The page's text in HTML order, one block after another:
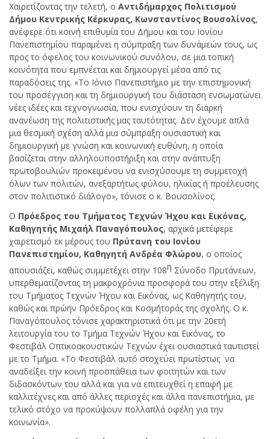
Χαιρετίζοντας την τελετή, ο Αντιδήμαρχος Πολιτισμού
Δήμου Κεντρικής Κέρκυρας, Κωνσταντίνος Βουσολίνος,
ανέφερε ότι κοινή επιθυμία του Δήμου και του Ιονίου
Πανεπιστημίου παραμένει η σύμπραξη των δυνάμεών τους, ως
προς το όφελος του κοινωνικού συνόλου, σε μια τοπική
κοινότητα που εμπνέεται και δημιουργεί μέσα από τις
παραδόσεις της. «Το Ιόνιο Πανεπιστήμιο με την επιστημονική
του προσέγγιση και τη δημιουργική του διάσταση ενσωματώνει
νέες ιδέες και τεχνογνωσία, που ενισχύουν τη διαρκή
ανανέωση της πολιτιστικής μας ταυτότητας. Δεν έχουμε απλά
μια θεσμική σχέση αλλά μια σύμπραξη ουσιαστική και
δημιουργική με γνώση και κοινωνική ευθύνη, η οποία
βασίζεται στην αλληλοϋποστήριξη και στην ανάπτυξη
πρωτοβουλιών προκειμένου να ενισχύσουμε τη συμμετοχή
όλων των πολιτών, ανεξαρτήτως φύλου, ηλικίας ή προέλευσης
στον πολιτιστικό διάλογο», τόνισε ο κ. Βουσολίνος.
Ο Πρόεδρος του Τμήματος Τεχνών Ήχου και Εικόνας,
Καθηγητής Μιχαήλ Παναγόπουλος, αρχικά μετέφερε
χαιρετισμό εκ μέρους του Πρύτανη του Ιονίου
Πανεπιστημίου, Καθηγητή Ανδρέα Φλώρου, ο οποίος
απουσιάζει, καθώς συμμετέχει στην 108η Σύνοδο Πρυτάνεων,
υπερθεματίζοντας τη μακροχρόνια προσφορά του στην εξέλιξη
του Τμήματος Τεχνών Ήχου και Εικόνας, ως Καθηγητής του,
καθώς και πρώην Πρόεδρος και Κοσμήτοράς της σχολής. Ο κ.
Παναγόπουλος τόνισε χαρακτηριστικά ότι με την 20ετή
λειτουργία του το Τμήμα Τεχνών Ήχου και Εικόνας, το
Φεστιβάλ Οπτικοακουστικών Τεχνών έχει ουσιαστικά ταυτιστεί
με το Τμήμα. «Το Φεστιβάλ αυτό στοχεύει πρωτίστως να
αναδείξει την κοινή προσπάθεια των φοιτητών και των
διδασκόντων του αλλά και για να επιτευχθεί η επαφή με
καλλιτέχνες και από άλλες περιοχές και άλλα πανεπιστήμια, με
τελικό στόχο να προκύψουν πολλαπλά οφέλη για την
κοινωνία».